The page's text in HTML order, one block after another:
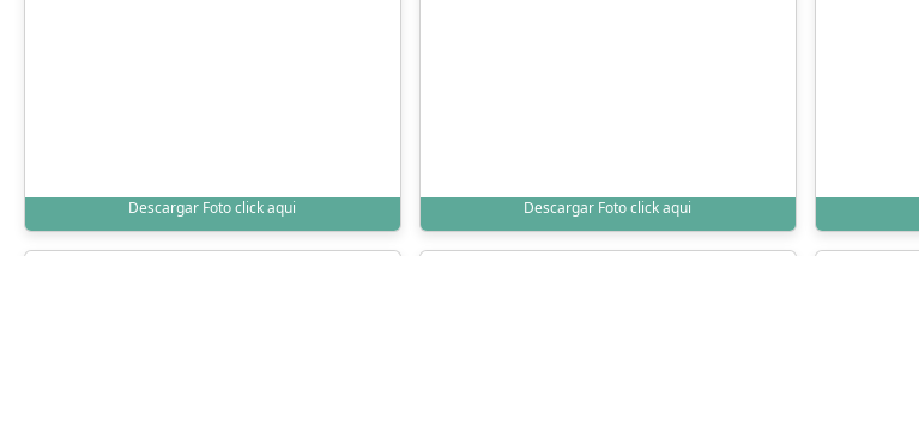
Descargar Foto click aqui Descargar Foto click aqui